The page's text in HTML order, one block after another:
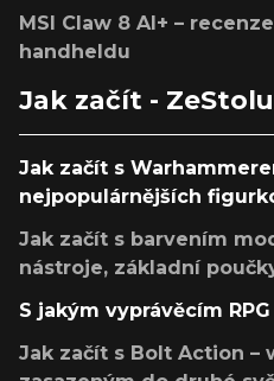
MSI Claw 8 AI+ –
handheldu
Jak začít -
Jak začít s
nejpopulárnějších
Jak začít s barvením
nástroje, základní
S jakým vyprávěcím
Jak začít s Bolt Action –